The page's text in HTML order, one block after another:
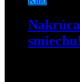
smiechu!